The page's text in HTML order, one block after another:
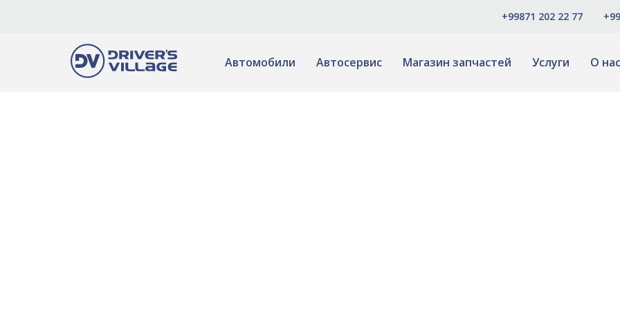
+99871 202 22 77
Автомобили Автосервис Магазин запчастей Услуги О нас